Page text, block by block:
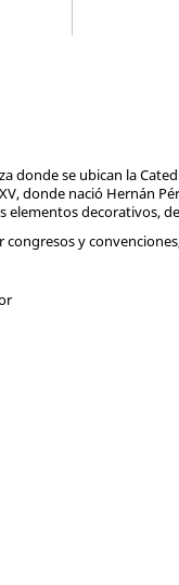
donde se ubican la
donde nació Hernán
elementos decorativos,
congresos y